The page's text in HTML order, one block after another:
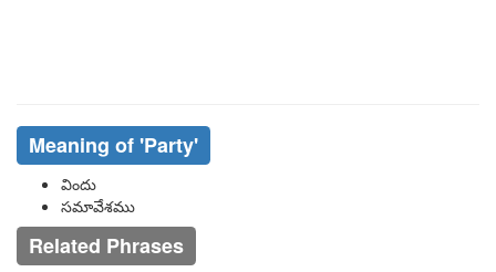
Meaning of 'party'
విందు
సమావేశము
Related Phrases